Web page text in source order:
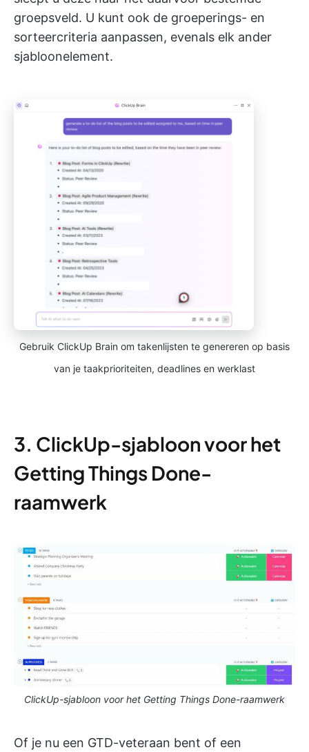
groepsveld. U kunt ook de groeperings- en
sorteercriteria aanpassen, evenals elk ander
sjabloonelement.
Gebruik ClickUp Brain om takenlijsten te genereren op basis
van je taakprioriteiten, deadlines en werklast
3. ClickUp-sjabloon voor het
Getting Things Done-
raamwerk
ClickUp-sjabloon voor het Getting Things Done-raamwerk
Of je nu een GTD-veteraan bent of een